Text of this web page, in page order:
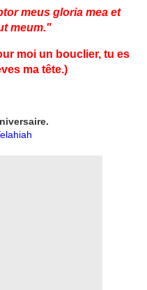
meus gloria mea et
meum."
moi un bouclier, tu es
ma tête.)